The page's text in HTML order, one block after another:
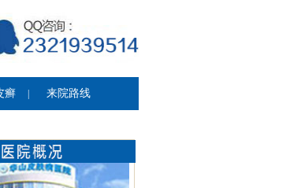
癣 来院路线